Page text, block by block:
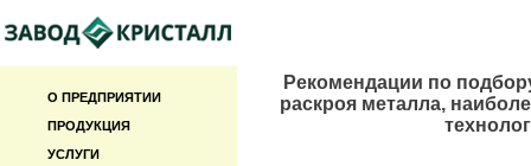
О ПРЕДПРИЯТИИ
ПРОДУКЦИЯ
УСЛУГИ
Рекомендации по
раскроя металла,